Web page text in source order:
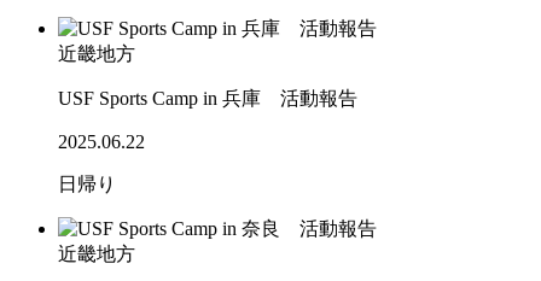
近畿地方
USF Sports Camp in 兵庫 活動報告
2025.06.22
日帰り
近畿地方